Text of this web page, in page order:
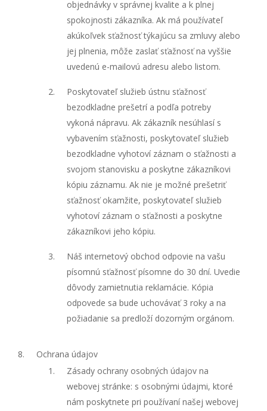
objednávky v správnej kvalite a k plnej
spokojnosti zákazníka. Ak má používateľ
akúkoľvek sťažnosť týkajúcu sa zmluvy alebo
jej plnenia, môže zaslať sťažnosť na vyššie
uvedenú e-mailovú adresu alebo listom.
Poskytovateľ služieb ústnu sťažnosť
bezodkladne prešetrí a podľa potreby
vykoná nápravu. Ak zákazník nesúhlasí s
vybavením sťažnosti, poskytovateľ služieb
bezodkladne vyhotoví záznam o sťažnosti a
svojom stanovisku a poskytne zákazníkovi
kópiu záznamu. Ak nie je možné prešetriť
sťažnosť okamžite, poskytovateľ služieb
vyhotoví záznam o sťažnosti a poskytne
zákazníkovi jeho kópiu.
Náš internetový obchod odpovie na vašu
písomnú sťažnosť písomne do 30 dní. Uvedie
dôvody zamietnutia reklamácie. Kópia
odpovede sa bude uchovávať 3 roky a na
požiadanie sa predloží dozorným orgánom.
Ochrana údajov
Zásady ochrany osobných údajov na
webovej stránke: s osobnými údajmi, ktoré
nám poskytnete pri používaní našej webovej